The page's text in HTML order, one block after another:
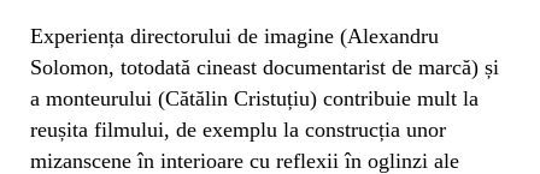
Experiența directorului de imagine (Alexandru
Solomon, totodată cineast documentarist de marcă) și
a monteurului (Cătălin Cristuțiu) contribuie mult la
reușita filmului, de exemplu la construcția unor
mizanscene în interioare cu reflexii în oglinzi ale